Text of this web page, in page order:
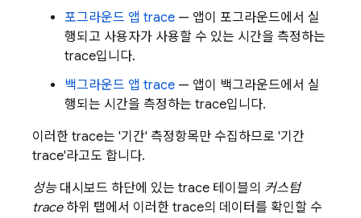
포그라운드 앱 trace — 앱이 포그라운드에서 실
행되고 사용자가 사용할 수 있는 시간을 측정하는
trace입니다.
백그라운드 앱 trace — 앱이 백그라운드에서 실
행되는 시간을 측정하는 trace입니다.
이러한 trace는 '기간' 측정항목만 수집하므로 '기간
trace'라고도 합니다.
성능대시보드 하단에 있는 trace 테이블의 커스텀
trace하위 탭에서 이러한 trace의 데이터를 확인할 수